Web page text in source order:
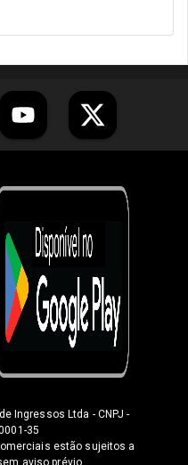
Ingressos Ltda - CNPJ -
35
estão sujeitos a
aviso prévio.